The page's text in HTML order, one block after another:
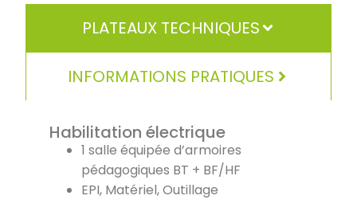
PLATEAUX TECHNIQUES
INFORMATIONS PRATIQUES
Habilitation électrique
1 salle équipée d’armoires
pédagogiques BT + BF/HF
EPI, Matériel, Outillage